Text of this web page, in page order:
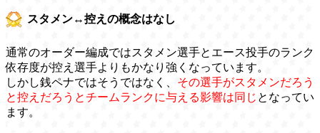
スタメン↔控えの概念はなし
通常のオーダー編成ではスタメン選手とエース投手のランク
依存度が控え選手よりもかなり強くなっています。
しかし銭ペナではそうではなく、 その選手がスタメンだろう
と控えだろうとチームランクに与える影響は同じ となってい
ます。